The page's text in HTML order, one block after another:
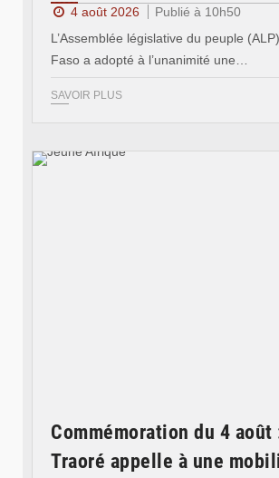
4 août 2026
Publié à 10h50
L’Assemblée législative du peuple
Faso a adopté à l’unanimité une…
SAVOIR PLUS
Commémoration du 4 août
Traoré appelle à une